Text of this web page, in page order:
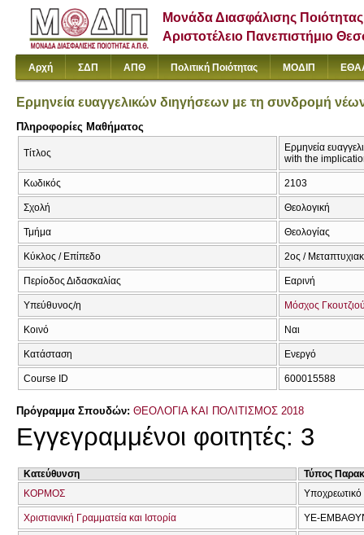
Μονάδα Διασφάλισης Ποιότητας
Αριστοτέλειο Πανεπιστήμιο
Αρχή ΣΔΠ ΑΠΘ Πολιτική Ποιότητας ΜΟΔΙΠ
Ερμηνεία ευαγγελικών διηγήσεων με τη συνδρομή
Πληροφορίες Μαθήματος
Τίτλος
Ερμηνεία
with the
Κωδικός 2103
Σχολή Θεολογική
Τμήμα Θεολογίας
Κύκλος / Επίπεδο 2ος /
Περίοδος Διδασκαλίας Εαρινή
Υπεύθυνος/η Μόσχος
Κοινό Ναι
Κατάσταση Ενεργό
Course ID 600015588
Πρόγραμμα Σπουδών: ΘΕΟΛΟΓΙΑ ΚΑΙ ΠΟΛΙΤΙΣΜΟΣ 2018
Εγγεγραμμένοι φοιτητές: 3
Κατεύθυνση
Τύπος
ΚΟΡΜΟΣ
Υποχρεωτικό
Χριστιανική Γραμματεία και Ιστορία ΥΕ-